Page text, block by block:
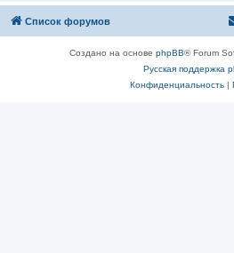
Список форумов
Создано на основе phpBB® Forum
Русская поддержка
Конфиденциальность|